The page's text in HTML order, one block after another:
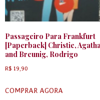
Passageiro Para Frankfurt
[Paperback] Christie,
and Breunig, Rodrigo
R$ 19,90
COMPRAR AGORA